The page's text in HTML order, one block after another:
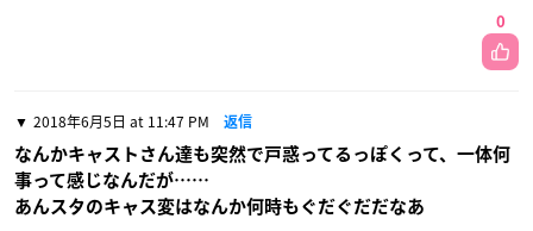
0
2018年6月5日 at 11:47 PM 返信
なんかキャストさん達も突然で戸惑ってるっぽくって、一体何
事って感じなんだが……
あんスタのキャス変はなんか何時もぐだぐだだなあ